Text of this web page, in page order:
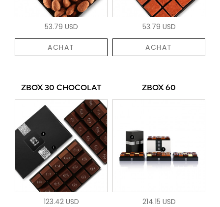
53.79 USD
ACHAT
53.79 USD
ACHAT
ZBOX 30 CHOCOLAT
123.42 USD
ZBOX 60
214.15 USD